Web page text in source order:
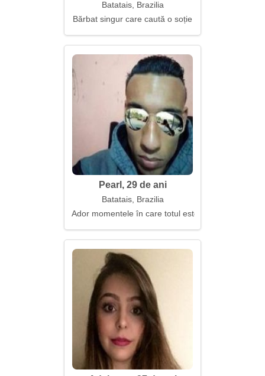
Batatais, Brazilia
Bărbat singur care caută o soție
Pearl, 29 de ani
Batatais, Brazilia
Ador momentele în care totul este simplu